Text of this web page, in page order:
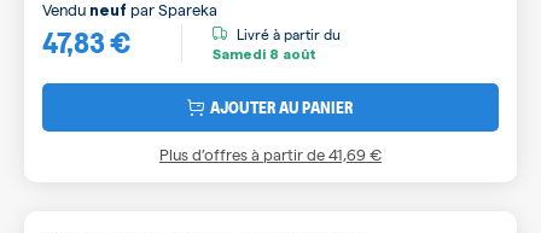
47,83 €
Vendu neuf parSpareka
Livré à partir du
Samedi 8 août
AJOUTER AU PANIER
Plus d’offres à partir de41,69 €